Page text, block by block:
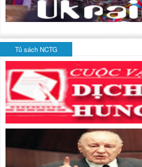
Tủ sách NCTG